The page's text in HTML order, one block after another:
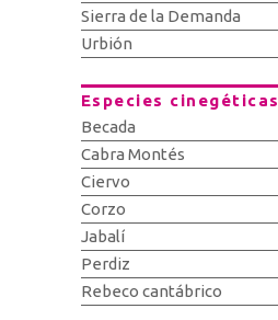
Sierra de la Demanda
Urbión
Especies cinegéticas
Becada
Cabra Montés
Ciervo
Corzo
Jabalí
Perdiz
Rebeco cantábrico